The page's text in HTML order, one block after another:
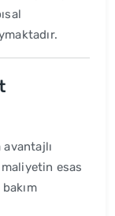
esas